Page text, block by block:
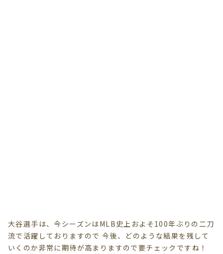
大谷選手は、今シーズンはMLB史上およそ100年ぶりの二刀
流で活躍しておりますので 今後、どのような結果を残して
いくのか非常に期待が高まりますので要チェックですね！